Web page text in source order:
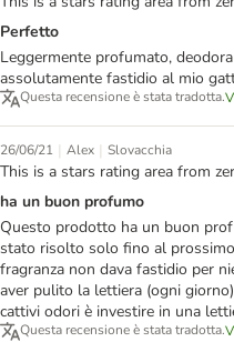
Perfetto
Leggermente profumato,
assolutamente fastidio al mio
Questa recensione è stata tradotta.
26/06/21 | Alex | Slovacchia
This is a stars rating area from
ha un buon profumo
Questo prodotto ha un buon
stato risolto solo fino al
fragranza non dava fastidio per
aver pulito la lettiera (ogni
cattivi odori è investire in una
Questa recensione è stata tradotta.